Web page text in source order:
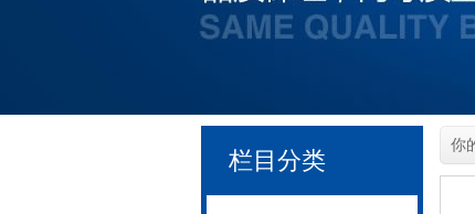
栏目分类
你